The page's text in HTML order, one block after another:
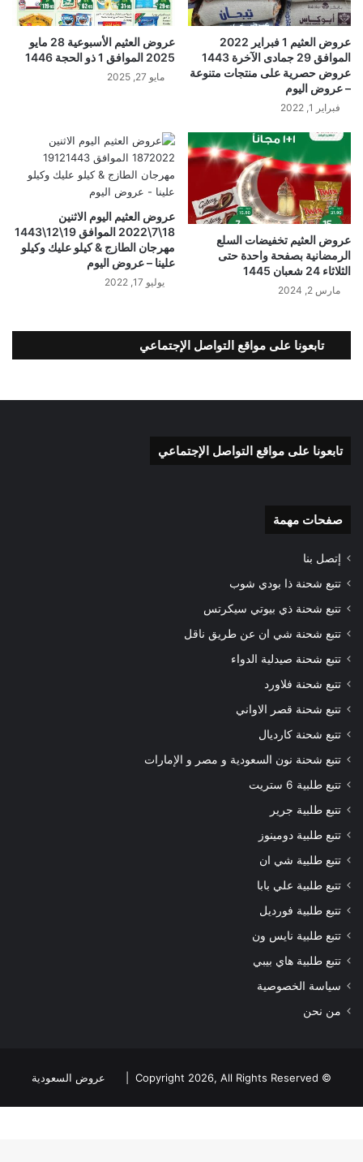
عروض العثيم 1 فبراير 2022
الموافق 29 جمادى الآخرة 1443
عروض حصرية على منتجات متنوعة
– عروض اليوم
فبراير 1, 2022
عروض العثيم الأسبوعية 28 مايو
2025 الموافق 1 ذو الحجة 1446
مايو 27, 2025
عروض العثيم تخفيضات السلع
الرمضانية بصفحة واحدة حتى
الثلاثاء 24 شعبان 1445
مارس 2, 2024
عروض العثيم اليوم الاثنين
18\7\2022 الموافق 19\12\1443
مهرجان الطازج & كيلو عليك وكيلو
علينا – عروض اليوم
يوليو 17, 2022
تابعونا على مواقع التواصل الإجتماعي
تابعونا على مواقع التواصل الإجتماعي
صفحات مهمة
إتصل بنا
تتبع شحنة ذا بودي شوب
تتبع شحنة ذي بيوتي سيكرتس
تتبع شحنة شي ان عن طريق ناقل
تتبع شحنة صيدلية الدواء
تتبع شحنة فلاورد
تتبع شحنة قصر الاواني
تتبع شحنة كارديال
تتبع شحنة نون السعودية و مصر و الإمارات
تتبع طلبية 6 ستريت
تتبع طلبية جرير
تتبع طلبية دومينوز
تتبع طلبية شي ان
تتبع طلبية علي بابا
تتبع طلبية فورديل
تتبع طلبية نايس ون
تتبع طلبية هاي بيبي
سياسة الخصوصية
من نحن
© Copyright 2026, All Rights Reserved | عروض السعودية